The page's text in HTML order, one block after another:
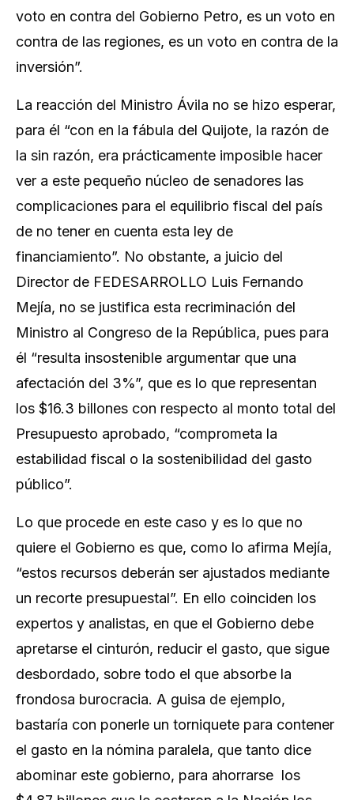
voto en contra del Gobierno Petro, es un voto en
contra de las regiones, es un voto en contra de la
inversión”.
La reacción del Ministro Ávila no se hizo esperar,
para él “con en la fábula del Quijote, la razón de
la sin razón, era prácticamente imposible hacer
ver a este pequeño núcleo de senadores las
complicaciones para el equilibrio fiscal del país
de no tener en cuenta esta ley de
financiamiento”. No obstante, a juicio del
Director de FEDESARROLLO Luis Fernando
Mejía, no se justifica esta recriminación del
Ministro al Congreso de la República, pues para
él “resulta insostenible argumentar que una
afectación del 3%”, que es lo que representan
los $16.3 billones con respecto al monto total del
Presupuesto aprobado, “comprometa la
estabilidad fiscal o la sostenibilidad del gasto
público”.
Lo que procede en este caso y es lo que no
quiere el Gobierno es que, como lo afirma Mejía,
“estos recursos deberán ser ajustados mediante
un recorte presupuestal”. En ello coinciden los
expertos y analistas, en que el Gobierno debe
apretarse el cinturón, reducir el gasto, que sigue
desbordado, sobre todo el que absorbe la
frondosa burocracia. A guisa de ejemplo,
bastaría con ponerle un torniquete para contener
el gasto en la nómina paralela, que tanto dice
abominar este gobierno, para ahorrarse los